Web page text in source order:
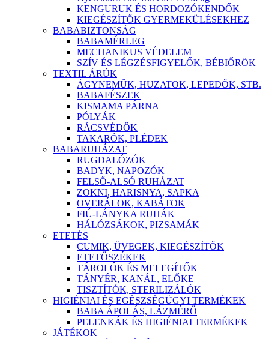
KENGURUK ÉS HORDOZÓKENDŐK
KIEGÉSZÍTŐK GYERMEKÜLÉSEKHEZ
BABABIZTONSÁG
BABAMÉRLEG
MECHANIKUS VÉDELEM
SZÍV ÉS LÉGZÉSFIGYELŐK, BÉBIŐRÖK
TEXTIL ÁRÚK
ÁGYNEMŰK, HUZATOK, LEPEDŐK, STB.
BABAFÉSZEK
KISMAMA PÁRNA
PÓLYÁK
RÁCSVÉDŐK
TAKARÓK, PLÉDEK
BABARUHÁZAT
RUGDALÓZÓK
BADYK, NAPOZÓK
FELSŐ-ALSÓ RUHÁZAT
ZOKNI, HARISNYA, SAPKA
OVERÁLOK, KABÁTOK
FIÚ-LÁNYKA RUHÁK
HÁLÓZSÁKOK, PIZSAMÁK
ETETÉS
CUMIK, ÜVEGEK, KIEGÉSZÍTŐK
ETETŐSZÉKEK
TÁROLÓK ÉS MELEGÍTŐK
TÁNYÉR, KANÁL, ELŐKE
TISZTÍTÓK, STERILIZÁLÓK
HIGIÉNIAI ÉS EGÉSZSÉGÜGYI TERMÉKEK
BABA ÁPOLÁS, LÁZMÉRŐ
PELENKÁK ÉS HIGIÉNIAI TERMÉKEK
JÁTÉKOK